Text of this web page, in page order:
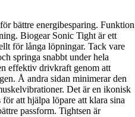
bättre energibesparing. Funktion
Biogear Sonic Tight är ett
för långa löpningar. Tack vare
springa snabbt under hela
effektiv drivkraft genom att
Å andra sidan minimerar den
Det är en ikonisk
att hjälpa löpare att klara sina
passform. Tightsen är